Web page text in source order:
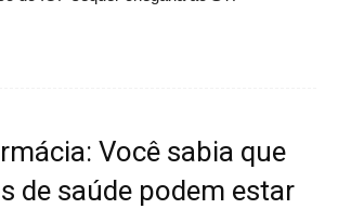
Você sabia que
de saúde podem estar